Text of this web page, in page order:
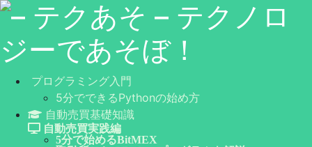
プログラミング入門
5分でできるPythonの始め方
自動売買基礎知識
自動売買実践編
5分で始めるBitMEX